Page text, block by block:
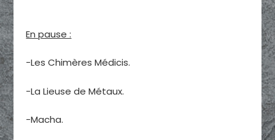
En pause :
-Les Chimères Médicis.
-La Lieuse de Métaux.
-Macha.